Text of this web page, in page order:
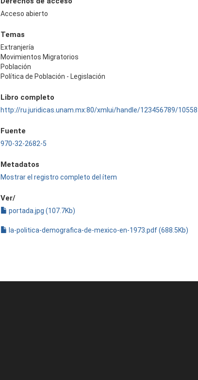
Acceso abierto
Temas
Extranjería
Movimientos Migratorios
Población
Política de Población - Legislación
Libro completo
http://ru.juridicas.unam.mx:80/xmlui/handle/123456789/10558
Fuente
970-32-2682-5
Metadatos
Mostrar el registro completo del ítem
Ver/
portada.jpg (107.7Kb)
la-politica-demografica-de-mexico-en-1973.pdf (688.5Kb)